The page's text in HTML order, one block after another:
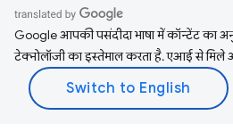
Google आपकी पसंदीदा भाषा में कॉन्टेंट का
टेक्नोलॉजी का इस्तेमाल करता है. एआई से मिले